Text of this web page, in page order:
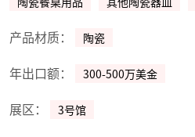
产品材质： 陶瓷
年出口额： 300-500万美金
展区： 3号馆